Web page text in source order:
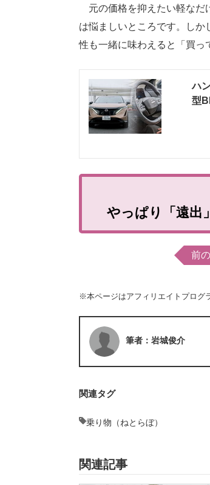
元の価格を抑えたい軽なだ
は悩ましいところです。し
性も一緒に味わえると「買っ
ハ
型
やっぱり「遠出
前
※本ページはアフィリエイトプログ
筆者：岩城俊介
関連タグ
乗り物（ねとらぼ）
関連記事